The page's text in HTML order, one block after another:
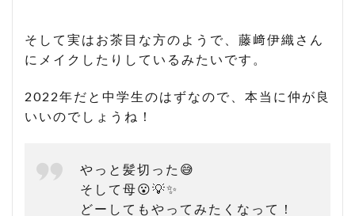
そして実はお茶目な方のようで、藤﨑伊織さん
にメイクしたりしているみたいです。
2022年だと中学生のはずなので、本当に仲が良
いいのでしょうね！
やっと髪切った😅
そして母😮💡✨
どーしてもやってみたくなって！